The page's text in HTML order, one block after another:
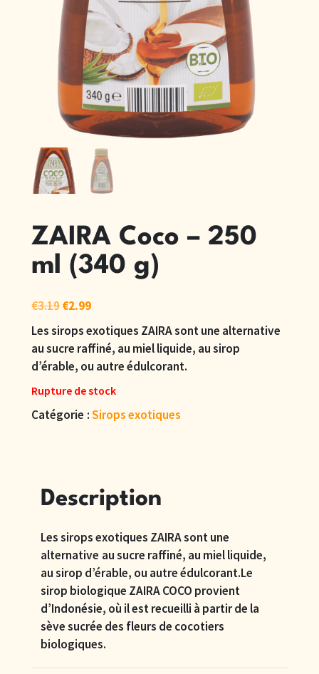
ZAIRA Coco – 250
ml (340 g)
€3.19€2.99
Les sirops exotiques ZAIRA sont une alternative
au sucre raffiné, au miel liquide, au sirop
d’érable, ou autre édulcorant.
Rupture de stock
Catégorie :Sirops exotiques
Description
Les sirops exotiques ZAIRA sont une
alternative au sucre raffiné, au miel liquide,
au sirop d’érable, ou autre édulcorant.Le
sirop biologique ZAIRA COCO provient
d’Indonésie, où il est recueilli à partir de la
sève sucrée des fleurs de cocotiers
biologiques.